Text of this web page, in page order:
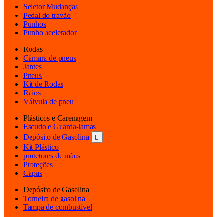
Seletor Mudanças
Pedal do travão
Punhos
Punho acelerador
Rodas
Câmara de pneus
Jantes
Pneus
Kit de Rodas
Raios
Válvula de pneu
Plásticos e Carenagem
Escudo e Guarda-lamas
Depósito de Gasolina

Kit Plástico
protetores de mãos
Proteções
Capas
Depósito de Gasolina
Torneira de gasolina
Tampa de combustível